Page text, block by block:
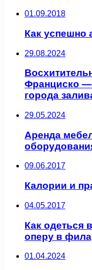
01.09.2018
Как успешно
29.08.2024
Франциско —
города
29.05.2024
Аренда
09.06.2017
Калории и
04.05.2017
Как одеться
оперу в
01.04.2024